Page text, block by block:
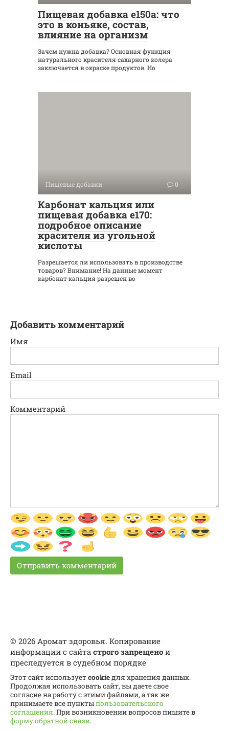
Пищевая добавка е150а: что
это в коньяке, состав,
влияние на организм
Зачем нужна добавка? Основная функция
натурального красителя сахарного колера
заключается в окраске продуктов. Но
Пищевые добавки 0
Карбонат кальция или
пищевая добавка е170:
подробное описание
красителя из угольной
кислоты
Разрешается ли использовать в производстве
товаров? Внимание! На данные момент
карбонат кальция разрешен во
Добавить комментарий
Имя
Email
Комментарий
© 2026 Аромат здоровья. Копирование
информации с сайта строго запрещено и
преследуется в судебном порядке
Этот сайт используетcookieдля хранения данных.
Продолжая использовать сайт, вы даете свое
согласие на работу с этими файлами, а так же
принимаете все пунктыпользовательского
соглашения. При возникновении вопросов пишите в
форму обратной связи.